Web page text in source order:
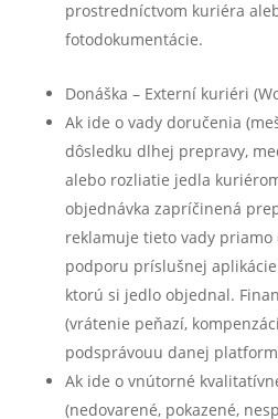
prostredníctvom kuriéra
fotodokumentácie.
Donáška – Externí kuriéri
Ak ide o vady doručenia
dôsledku dlhej prepravy,
alebo rozliatie jedla
objednávka zapríčinená
reklamuje tieto vady priamo
podporu príslušnej aplikácie
ktorú si jedlo objednal.
(vrátenie peňazí,
podsprávouu danej
Ak ide o vnútorné
(nedovarené, pokazené,